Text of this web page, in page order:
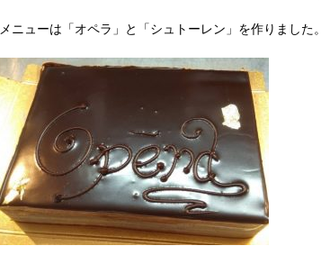
メニューは「オペラ」と「シュトーレン」を作りました。